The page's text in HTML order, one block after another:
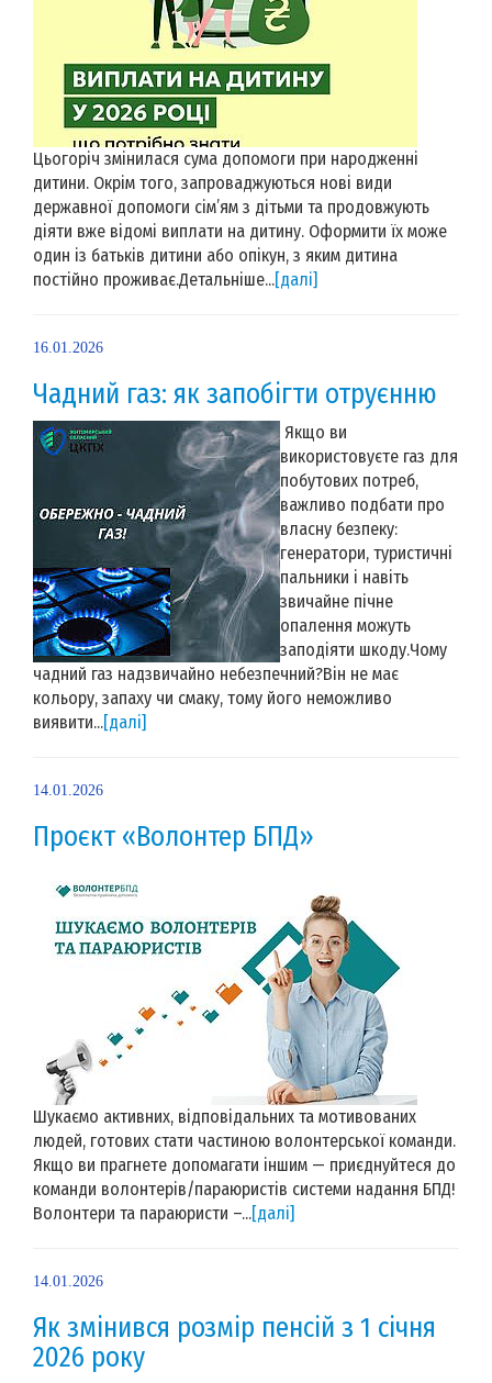
Цьогоріч змінилася сума допомоги при народженні
дитини. Окрім того, запроваджуються нові види
державної допомоги сім’ям з дітьми та продовжують
діяти вже відомі виплати на дитину. Оформити їх може
один із батьків дитини або опікун, з яким дитина
постійно проживає.Детальніше...[далі]
16.01.2026
Чадний газ: як запобігти отруєнню
Якщо ви
використовуєте газ для
побутових потреб,
важливо подбати про
власну безпеку:
генератори, туристичні
пальники і навіть
звичайне пічне
опалення можуть
заподіяти шкоду.Чому
чадний газ надзвичайно небезпечний?Він не має
кольору, запаху чи смаку, тому його неможливо
виявити...[далі]
14.01.2026
Проєкт «Волонтер БПД»
Шукаємо активних, відповідальних та мотивованих
людей, готових стати частиною волонтерської команди.
Якщо ви прагнете допомагати іншим — приєднуйтеся до
команди волонтерів/параюристів системи надання БПД!
Волонтери та параюристи –...[далі]
14.01.2026
Як змінився розмір пенсій з 1 січня
2026 року